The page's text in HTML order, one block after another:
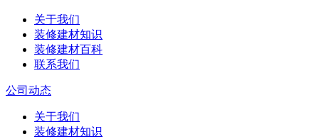
关于我们
装修建材知识
装修建材百科
联系我们
公司动态
关于我们
装修建材知识